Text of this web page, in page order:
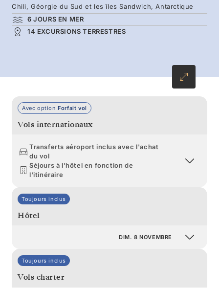
profiler à l’horizon de vertigineuses montagnes
enneigées, d’immenses icebergs et des
affleurements où se prélassent des phoques
au départ de Puerto Williams est la promesse
d’une immersion totale dans les splendeurs de
l’Antarctique.
Chili, Géorgie du Sud et les îles Sandwich, Antarctique
6 JOURS EN MER
14 EXCURSIONS TERRESTRES
Avec option Forfait vol
Vols internationaux
Transferts aéroport inclus avec l'achat
du vol
Séjours à l'hôtel en fonction de
l'itinéraire
Toujours inclus
Hôtel
DIM. 8 NOVEMBRE
Toujours inclus
Vols charter